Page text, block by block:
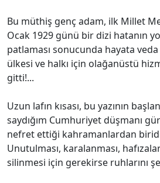
Bu müthiş genç adam, ilk Millet
Ocak 1929 günü bir dizi hatanın
patlaması sonucunda hayata veda
ülkesi ve halkı için olağanüstü
gitti!...
Uzun lafın kısası, bu yazının
saydığım Cumhuriyet düşmanı
nefret ettiği kahramanlardan
Unutulması, karalanması,
silinmesi için gerekirse ruhlarını